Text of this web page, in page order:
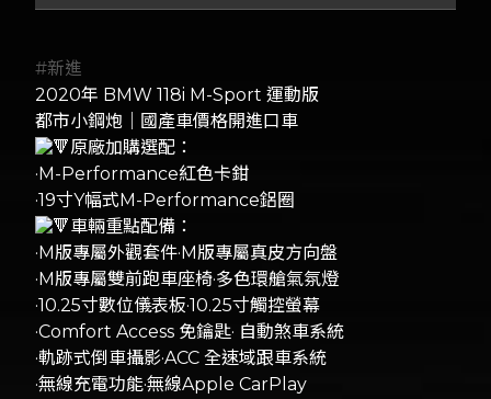
#新進
2020年 BMW 118i M-Sport 運動版
都市小鋼炮｜國產車價格開進口車
原廠加購選配：
·M-Performance紅色卡鉗
·19寸Y幅式M-Performance鋁圈
車輛重點配備：
·M版專屬外觀套件·M版專屬真皮方向盤
·M版專屬雙前跑車座椅·多色環艙氣氛燈
·10.25寸數位儀表板·10.25寸觸控螢幕
·Comfort Access 免鑰匙· 自動煞車系統
·軌跡式倒車攝影·ACC 全速域跟車系統
·無線充電功能·無線Apple CarPlay